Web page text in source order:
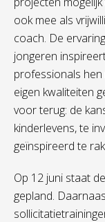
ook mee als
coach. De
jongeren
professionals
eigen kwaliteiten
voor terug: de
kinderlevens, te
geïnspireerd te
Op 12 juni staat
gepland.